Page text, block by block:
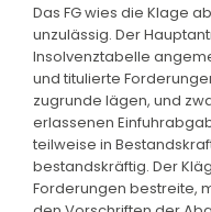
Das FG wies die Klage
unzulässig. Der
Insolvenztabelle
und titulierte
zugrunde lägen, und
erlassenen
teilweise in
bestandskräftig. Der
Forderungen bestreite,